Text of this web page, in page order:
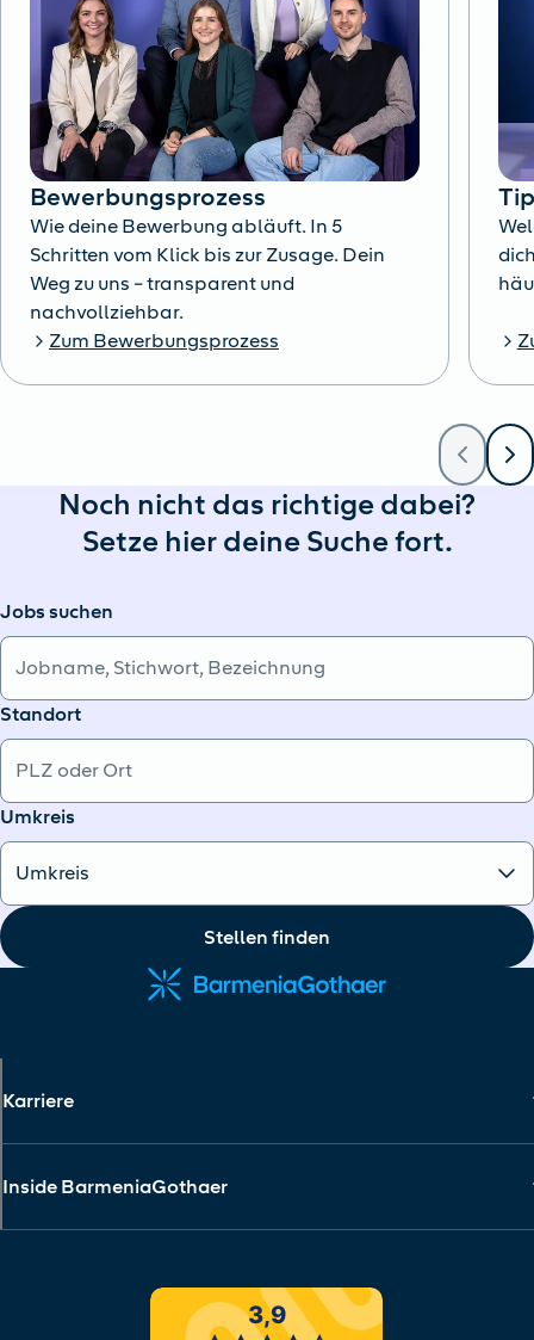
Bewerbungsprozess
Wie deine Bewerbung abläuft. In 5
Schritten vom Klick bis zur Zusage. Dein
Weg zu uns – transparent und
nachvollziehbar.
Zum Bewerbungsprozess
Noch nicht das richtige dabei?
Setze hier deine Suche fort.
Jobs suchen
Standort
Umkreis
Stellen finden
Karriere
Inside BarmeniaGothaer